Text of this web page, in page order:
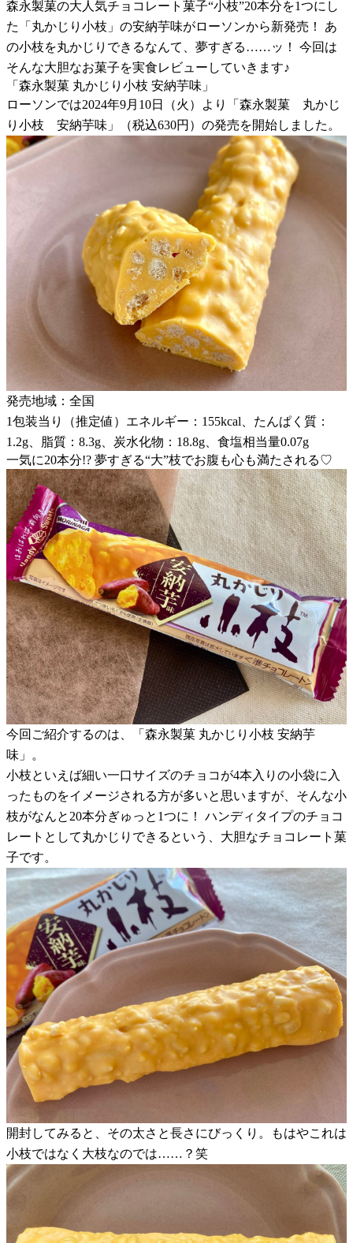
森永製菓の大人気チョコレート菓子“小枝”20本分を1つにし
た「丸かじり小枝」の安納芋味がローソンから新発売！ あ
の小枝を丸かじりできるなんて、夢すぎる……ッ！ 今回は
そんな大胆なお菓子を実食レビューしていきます♪
「森永製菓 丸かじり小枝 安納芋味」
ローソンでは2024年9月10日（火）より「森永製菓 丸かじ
り小枝 安納芋味」（税込630円）の発売を開始しました。
発売地域：全国
1包装当り（推定値）エネルギー：155kcal、たんぱく質：
1.2g、脂質：8.3g、炭水化物：18.8g、食塩相当量0.07g
一気に20本分!? 夢すぎる“大”枝でお腹も心も満たされる♡
今回ご紹介するのは、「森永製菓 丸かじり小枝 安納芋
味」。
小枝といえば細い一口サイズのチョコが4本入りの小袋に入
ったものをイメージされる方が多いと思いますが、そんな小
枝がなんと20本分ぎゅっと1つに！ ハンディタイプのチョコ
レートとして丸かじりできるという、大胆なチョコレート菓
子です。
開封してみると、その太さと長さにびっくり。もはやこれは
小枝ではなく大枝なのでは……？笑